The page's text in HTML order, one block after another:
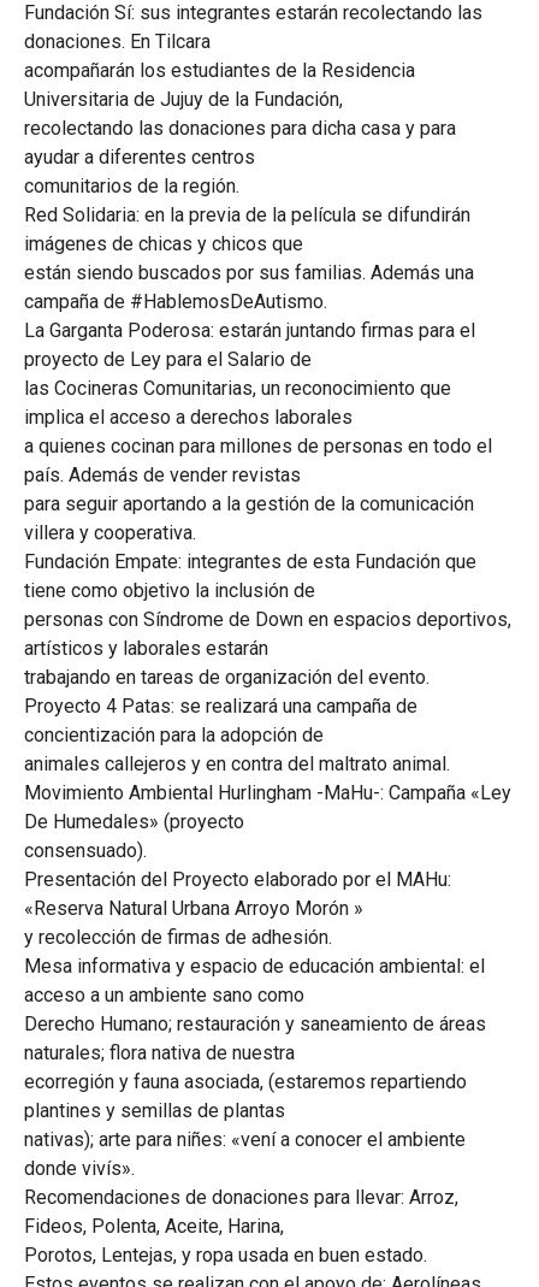
Fundación Sí: sus integrantes estarán recolectando las
donaciones. En Tilcara
acompañarán los estudiantes de la Residencia
Universitaria de Jujuy de la Fundación,
recolectando las donaciones para dicha casa y para
ayudar a diferentes centros
comunitarios de la región.
Red Solidaria: en la previa de la película se difundirán
imágenes de chicas y chicos que
están siendo buscados por sus familias. Además una
campaña de #HablemosDeAutismo.
La Garganta Poderosa: estarán juntando firmas para el
proyecto de Ley para el Salario de
las Cocineras Comunitarias, un reconocimiento que
implica el acceso a derechos laborales
a quienes cocinan para millones de personas en todo el
país. Además de vender revistas
para seguir aportando a la gestión de la comunicación
villera y cooperativa.
Fundación Empate: integrantes de esta Fundación que
tiene como objetivo la inclusión de
personas con Síndrome de Down en espacios deportivos,
artísticos y laborales estarán
trabajando en tareas de organización del evento.
Proyecto 4 Patas: se realizará una campaña de
concientización para la adopción de
animales callejeros y en contra del maltrato animal.
Movimiento Ambiental Hurlingham -MaHu-: Campaña «Ley
De Humedales» (proyecto
consensuado).
Presentación del Proyecto elaborado por el MAHu:
«Reserva Natural Urbana Arroyo Morón »
y recolección de firmas de adhesión.
Mesa informativa y espacio de educación ambiental: el
acceso a un ambiente sano como
Derecho Humano; restauración y saneamiento de áreas
naturales; flora nativa de nuestra
ecorregión y fauna asociada, (estaremos repartiendo
plantines y semillas de plantas
nativas); arte para niñes: «vení a conocer el ambiente
donde vivís».
Recomendaciones de donaciones para llevar: Arroz,
Fideos, Polenta, Aceite, Harina,
Porotos, Lentejas, y ropa usada en buen estado.